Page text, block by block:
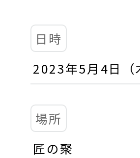
日時
2023年5月4日
場所
匠の聚